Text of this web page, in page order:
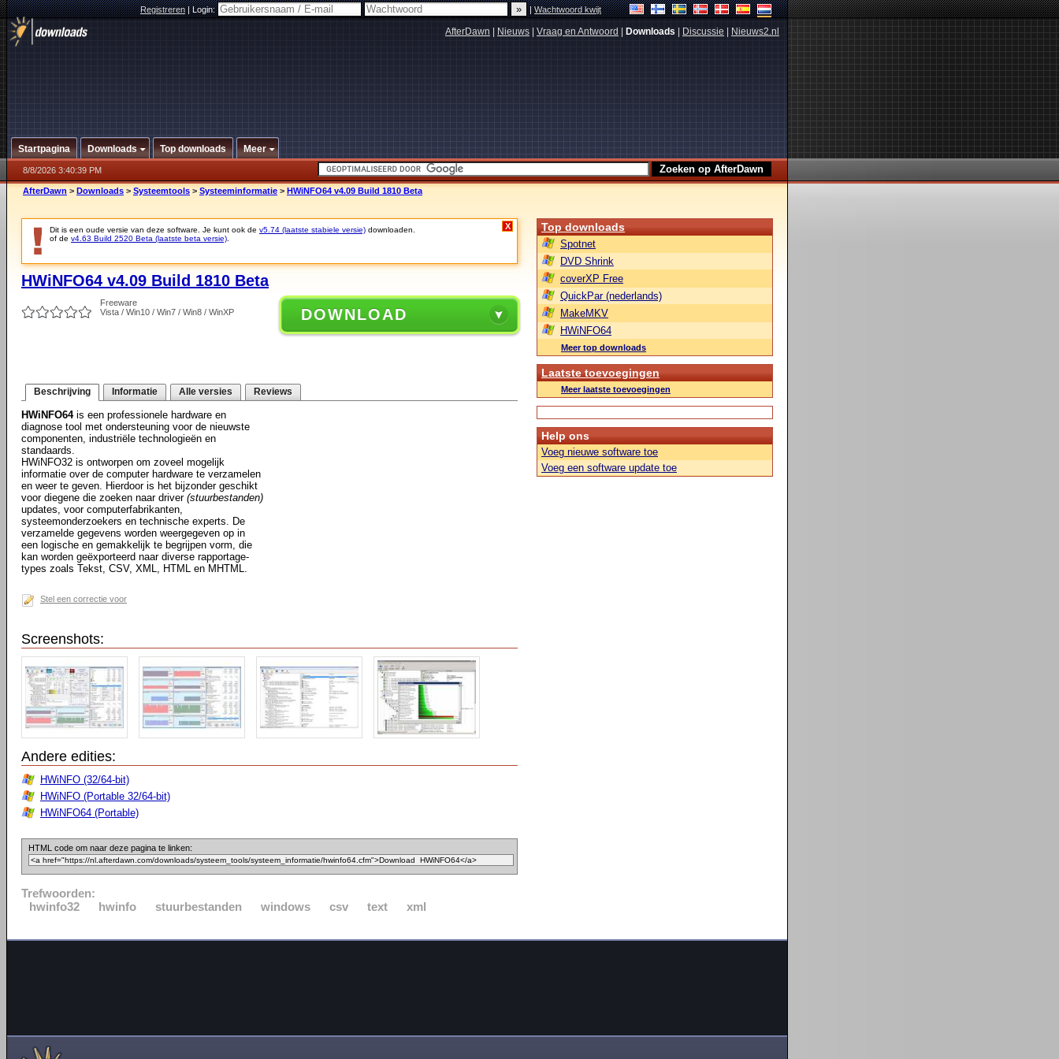
Registreren|Login: |Wachtwoord kwijt
AfterDawn Nieuws Vraag en Antwoord Downloads Discussie Nieuws2.nl
Startpagina Downloads Top downloads Meer
8/8/2026 3:40:39 PM
AfterDawn > Downloads > Systeemtools > Systeeminformatie > HWiNFO64 v4.09 Build 1810 Beta
Dit is een oude versie van deze software. Je kunt ook de v5.74 (laatste stabiele versie) downloaden.
of de v4.63 Build 2520 Beta (laatste beta versie)
X
HWiNFO64 v4.09 Build 1810 Beta
Freeware
Vista / Win10 / Win7 / Win8 / WinXP
DOWNLOAD
Beschrijving Informatie Alle versies Reviews
HWiNFO64is een professionele hardware en
diagnose tool met ondersteuning voor de nieuwste
componenten, industriële technologieën en
standaards.
HWiNFO32 is ontworpen om zoveel mogelijk
informatie over de computer hardware te verzamelen
en weer te geven. Hierdoor is het bijzonder geschikt
voor diegene die zoeken naar driver (stuurbestanden)
updates, voor computerfabrikanten,
systeemonderzoekers en technische experts. De
verzamelde gegevens worden weergegeven op in
een logische en gemakkelijk te begrijpen vorm, die
kan worden geëxporteerd naar diverse rapportage-
types zoals Tekst, CSV, XML, HTML en MHTML.
Stel een correctie voor
Screenshots:
Andere edities:
HWiNFO (32/64-bit)
HWiNFO (Portable 32/64-bit)
HWiNFO64 (Portable)
HTML code om naar deze pagina te linken:
Trefwoorden:
hwinfo32
hwinfo stuurbestanden windows csv text xml
Top downloads
Spotnet
DVD Shrink
coverXP Free
QuickPar (nederlands)
MakeMKV
HWiNFO64
Meer top downloads
Laatste toevoegingen
Meer laatste toevoegingen
Help ons
Voeg nieuwe software toe
Voeg een software update toe